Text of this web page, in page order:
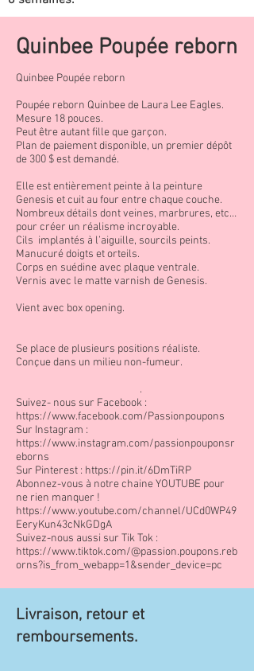
Quinbee Poupée reborn
Quinbee Poupée reborn
Poupée reborn Quinbee de Laura Lee Eagles.
Mesure 18 pouces.
Peut être autant fille que garçon.
Plan de paiement disponible, un premier dépôt
de 300 $ est demandé.
Elle est entièrement peinte à la peinture
Genesis et cuit au four entre chaque couche.
Nombreux détails dont veines, marbrures, etc…
pour créer un réalisme incroyable.
Cils implantés à l’aiguille, sourcils peints.
Manucuré doigts et orteils.
Corps en suédine avec plaque ventrale.
Vernis avec le matte varnish de Genesis.
Vient avec box opening.
Se place de plusieurs positions réaliste.
Conçue dans un milieu non-fumeur.
.
Suivez- nous sur Facebook :
https://www.facebook.com/Passionpoupons
Sur Instagram :
https://www.instagram.com/passionpouponsr
eborns
Sur Pinterest : https://pin.it/6DmTiRP
Abonnez-vous à notre chaine YOUTUBE pour
ne rien manquer !
https://www.youtube.com/channel/UCd0WP49
EeryKun43cNkGDgA
Suivez-nous aussi sur Tik Tok :
https://www.tiktok.com/@passion.poupons.reb
orns?is_from_webapp=1&sender_device=pc
Livraison, retour et
remboursements.